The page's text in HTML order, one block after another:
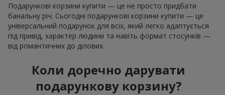
Подарункові корзини купити — це не просто придбати
банальну річ. Сьогодні подарункові корзини купити — це
універсальний подарунок для всіх, який легко адаптується
під привід, характер людини та навіть формат стосунків —
від романтичних до ділових.
Коли доречно дарувати
подарункову корзину?